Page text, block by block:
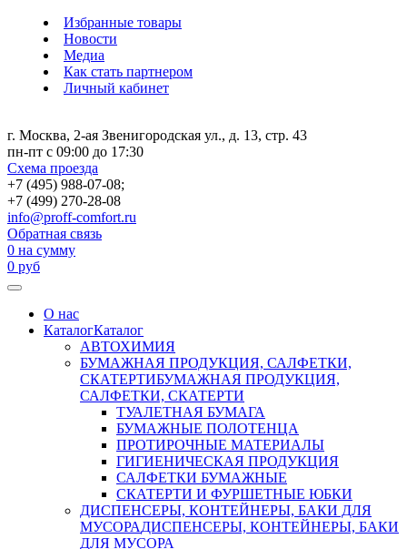
Избранные товары
Новости
Медиа
Как стать партнером
Личный кабинет
г. Москва, 2-ая Звенигородская ул., д. 13, стр. 43
пн-пт с 09:00 до 17:30
Схема проезда
+7 (495) 988-07-08;
+7 (499) 270-28-08
info@proff-comfort.ru
Обратная связь
0 на сумму
0 руб
О нас
КаталогКаталог
АВТОХИМИЯ
БУМАЖНАЯ ПРОДУКЦИЯ, САЛФЕТКИ,
СКАТЕРТИБУМАЖНАЯ ПРОДУКЦИЯ,
САЛФЕТКИ, СКАТЕРТИ
ТУАЛЕТНАЯ БУМАГА
БУМАЖНЫЕ ПОЛОТЕНЦА
ПРОТИРОЧНЫЕ МАТЕРИАЛЫ
ГИГИЕНИЧЕСКАЯ ПРОДУКЦИЯ
САЛФЕТКИ БУМАЖНЫЕ
СКАТЕРТИ И ФУРШЕТНЫЕ ЮБКИ
ДИСПЕНСЕРЫ, КОНТЕЙНЕРЫ, БАКИ ДЛЯ
МУСОРАДИСПЕНСЕРЫ, КОНТЕЙНЕРЫ, БАКИ
ДЛЯ МУСОРА